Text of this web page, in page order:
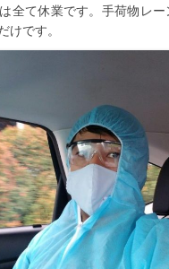
全て休業です。手荷物レ
けです。